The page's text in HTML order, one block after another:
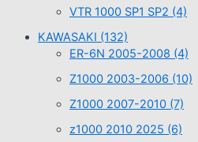
VTR 1000 SP1 SP2 (4)
KAWASAKI (132)
ER-6N 2005-2008 (4)
Z1000 2003-2006 (10)
Z1000 2007-2010 (7)
z1000 2010 2025 (6)